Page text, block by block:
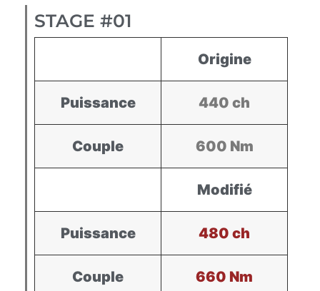
STAGE #01
Origine
Puissance 440 ch
Couple 600 Nm
Modifié
Puissance 480 ch
Couple 660 Nm